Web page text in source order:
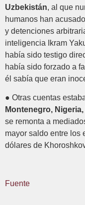
Uzbekistán, al que
humanos han
y detenciones
inteligencia Ikram
había sido testigo
había sido forzado a
él sabía que eran
● Otras cuentas
Montenegro,
se remonta a
mayor saldo entre los
dólares de
Fuente